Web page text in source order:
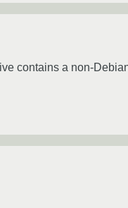
contains a non-